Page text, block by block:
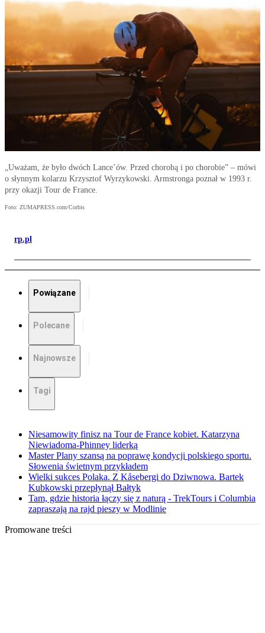
„Uważam, że było dwóch Lance’ów. Przed chorobą i po chorobie” – mówi
o słynnym kolarzu Krzysztof Wyrzykowski. Armstronga poznał w 1993 r.
przy okazji Tour de France.
Foto: ZUMAPRESS.com/Corbis
rp.pl
Powiązane
Polecane
Najnowsze
Tagi
Niesamowity finisz na Tour de France kobiet. Katarzyna
Niewiadoma-Phinney liderką
Master Plany szansą na poprawę kondycji polskiego sportu.
Słowenia świetnym przykładem
Wielki sukces Polaka. Z Kåsebergi do Dziwnowa. Bartek
Kubkowski przepłynął Bałtyk
Tam, gdzie historia łączy się z naturą - TrekTours i Columbia
zapraszają na rajd pieszy w Modlinie
Promowane treści